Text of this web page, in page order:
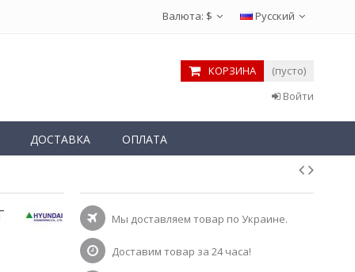
Русский
Валюта: $
КОРЗИНА
(пусто)
Войти
ДОСТАВКА ОПЛАТА
Мы доставляем товар по Украине.
Доставим товар за 24 часа!